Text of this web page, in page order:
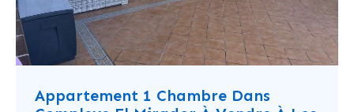
Appartement 1 Chambre Dans